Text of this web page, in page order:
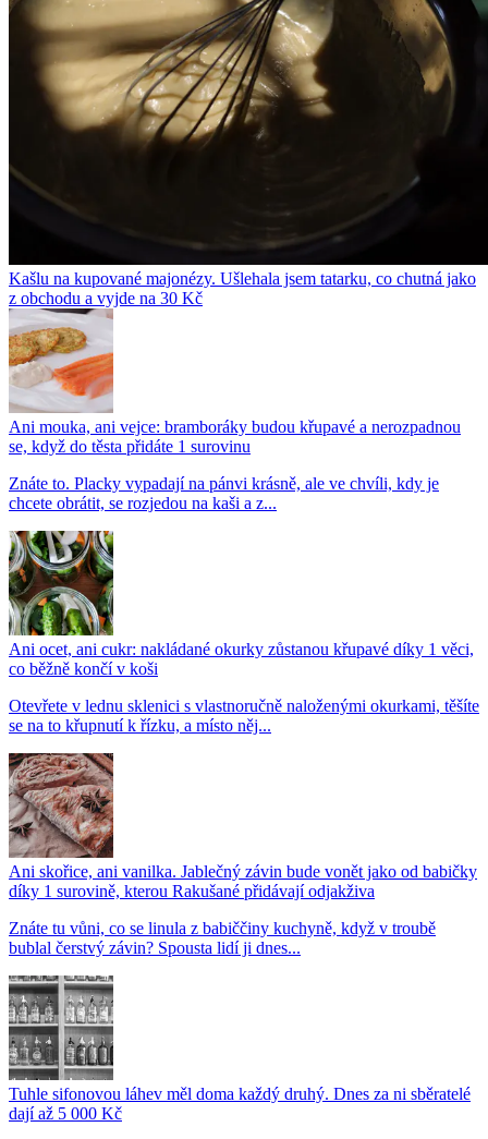
Kašlu na kupované majonézy. Ušlehala jsem tatarku, co chutná jako
z obchodu a vyjde na 30 Kč
Ani mouka, ani vejce: bramboráky budou křupavé a nerozpadnou
se, když do těsta přidáte 1 surovinu
Znáte to. Placky vypadají na pánvi krásně, ale ve chvíli, kdy je
chcete obrátit, se rozjedou na kaši a z...
Ani ocet, ani cukr: nakládané okurky zůstanou křupavé díky 1 věci,
co běžně končí v koši
Otevřete v lednu sklenici s vlastnoručně naloženými okurkami, těšíte
se na to křupnutí k řízku, a místo něj...
Ani skořice, ani vanilka. Jablečný závin bude vonět jako od babičky
díky 1 surovině, kterou Rakušané přidávají odjakživa
Znáte tu vůni, co se linula z babiččiny kuchyně, když v troubě
bublal čerstvý závin? Spousta lidí ji dnes...
Tuhle sifonovou láhev měl doma každý druhý. Dnes za ni sběratelé
dají až 5 000 Kč